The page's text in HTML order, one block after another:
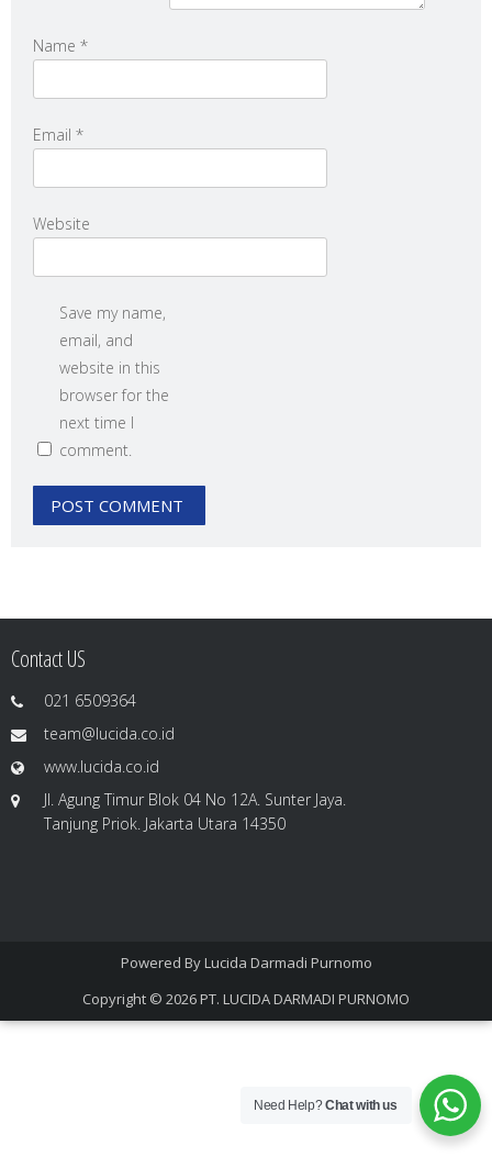
Name *
Email *
Website
Save my name,
email, and
website in this
browser for the
next time I
comment.
Contact US
021 6509364
team@lucida.co.id
www.lucida.co.id
Jl. Agung Timur Blok 04 No 12A. Sunter Jaya.
Tanjung Priok. Jakarta Utara 14350
Powered ByLucida Darmadi Purnomo
Copyright © 2026PT. LUCIDA DARMADI PURNOMO
Need Help?Chat with us